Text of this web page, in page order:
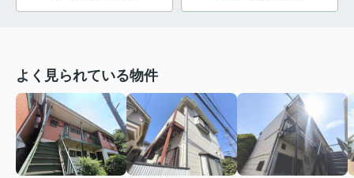
よく見られている物件